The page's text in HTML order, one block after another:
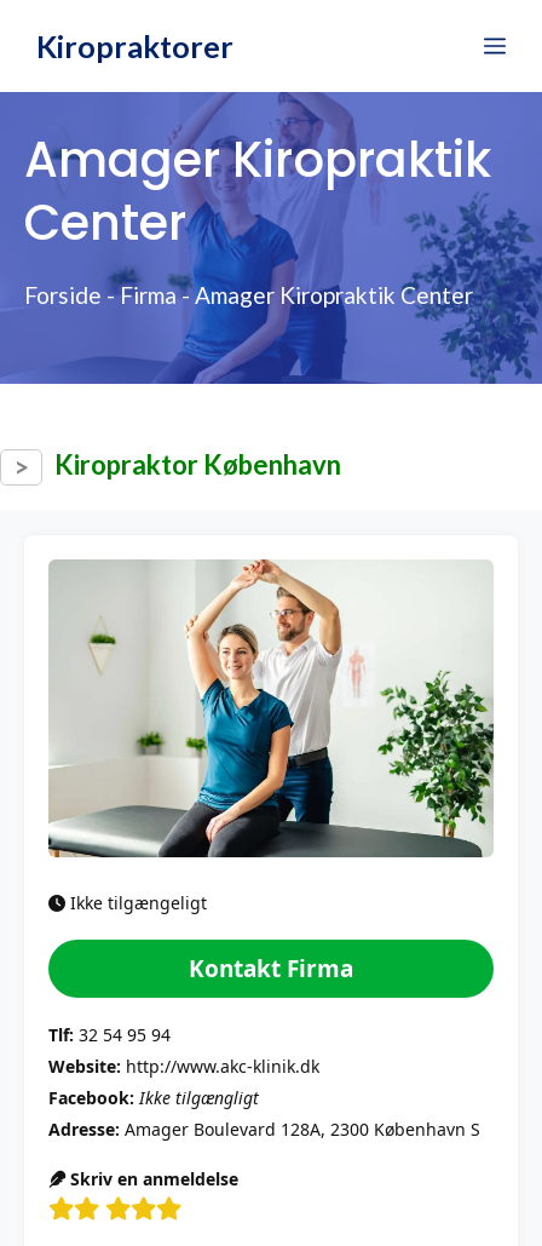
Kiropraktorer
Amager Kiropraktik
Center
Forside -Firma-Amager Kiropraktik Center
Kiropraktor København
Ikke tilgængeligt
Kontakt Firma
Tlf: 32 54 95 94
Website: http://www.akc-klinik.dk
Facebook: Ikke tilgængligt
Adresse: Amager Boulevard 128A, 2300 København S
Skriv en anmeldelse